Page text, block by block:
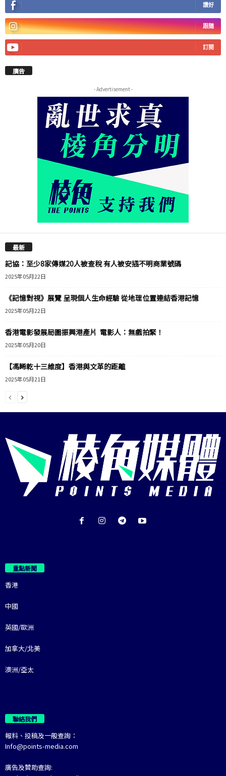
讚好
跟隨
訂閱
廣告
- Advertisement -
最新
記協：至少8家傳媒20人被查稅 有人被安插不明商業號碼
2025年05月22日
《記憶對視》展覽 呈現個人生命經驗 從地理位置連結香港記憶
2025年05月22日
香港電影發展局圖振興港產片 電影人：無戲拍緊！
2025年05月20日
【馮睎乾十三維度】香港與文革的距離
2025年05月21日
重點新聞
香港
中國
英國/歐洲
加拿大/北美
澳洲/亞太
聯絡我們
報料、投稿及一般查詢：
Info@points-media.com
廣告及贊助查詢: